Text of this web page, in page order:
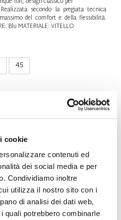
cookie
contenuti ed
dei social media e per
Condividiamo inoltre
utilizza il nostro sito con i
di analisi dei dati web,
quali potrebbero combinarle
secondo la pregiata tecnica
del comfort e della flessibilità.
Blu MATERIALE: VITELLO
45
AL CARRELLO
ALLA WISHLIST